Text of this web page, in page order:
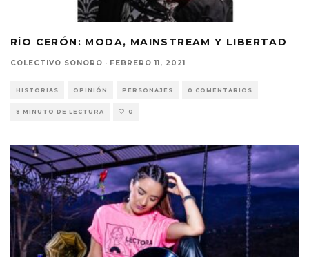
RÍO CERÓN: MODA, MAINSTREAM Y LIBERTAD
COLECTIVO SONORO · FEBRERO 11, 2021
HISTORIAS OPINIÓN PERSONAJES 0 COMENTARIOS
8 MINUTO DE LECTURA 0